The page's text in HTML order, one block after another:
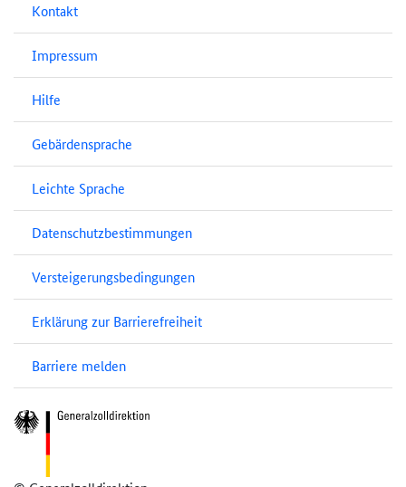
Kontakt
Impressum
Hilfe
Gebärdensprache
Leichte Sprache
Datenschutzbestimmungen
Versteigerungsbedingungen
Erklärung zur Barrierefreiheit
Barriere melden